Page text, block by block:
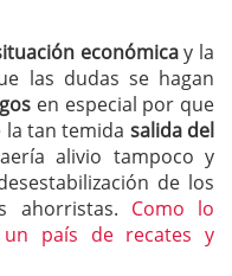
económicay la
las dudas se hagan
en especial por que
la tan temida salida del
alivio tampoco y
de los
ahorristas. Como lo
país de recates y